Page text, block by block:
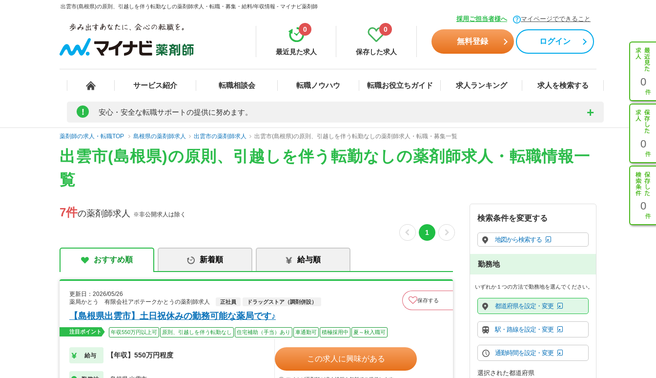
出雲市(島根県)の原則、引越しを伴う転勤なしの薬剤師求人・転職・募集・給料/年収情報 - マイナビ薬剤師
採用ご担当者様へ マイページでできること
最近見た求人
0
保存した求人
0
無料登録 ログイン
サービス紹介 転職相談会 転職ノウハウ 転職お役立ちガイド 求人ランキング 求人を検索する 0
0
0
! 安心・安全な転職サポートの提供に努めます。
薬剤師の求人・転職TOP 島根県の薬剤師求人 出雲市の薬剤師求人 出雲市(島根県)の原則、引越しを伴う転勤なしの薬剤師求人・転職・募集一覧
出雲市(島根県)の原則、引越しを伴う転勤なしの薬剤師求人・転職情報一
覧
7件の薬剤師求人 ※非公開求人は除く
1
おすすめ順 新着順 給与順
更新日：2026/05/26
薬局かとう 有限会社アポテークかとうの薬剤師求人
正社員 ドラッグストア（調剤併設） 保存する
【島根県出雲市】土日祝休みの勤務可能な薬局です♪
注目ポイント 年収550万円以上可 原則、引越しを伴う転勤なし 住宅補助（手当）あり 車通勤可 積極採用中 夏～秋入職可
給与 【年収】550万円程度 この求人に興味がある
検索条件を変更する
地図から検索する
勤務地
いずれか１つの方法で勤務地を選んでください。
都道府県を設定・変更
駅・路線を設定・変更
通勤時間を設定・変更
選択された都道府県